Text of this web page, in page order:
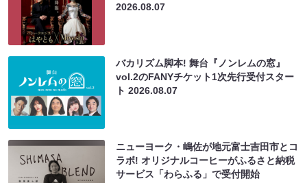
2026.08.07
バカリズム脚本! 舞台『ノンレムの窓』
vol.2のFANYチケット1次先行受付スター
ト2026.08.07
ニューヨーク・嶋佐が地元富士吉田市とコ
ラボ! オリジナルコーヒーがふるさと納税
サービス「わらふる」で受付開始